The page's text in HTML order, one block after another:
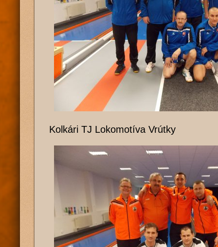
Kolkári TJ Lokomotíva Vrútky